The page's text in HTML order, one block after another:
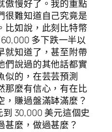
傲慢好了。我的重點
很難知道自己究竟是
比如說，此刻比特幣
多下跌一半以
就知道了，甚至附帶
們說過的其他話都實
似的，在芸芸預測
那麼有信心，有在比
賺過盤滿缽滿麼？
30,000 美元這個史
甚麼，做過甚麼？